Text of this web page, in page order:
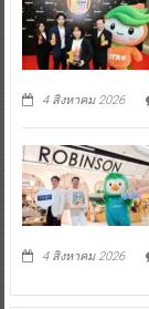
4 สิงหาคม 2026
4 สิงหาคม 2026